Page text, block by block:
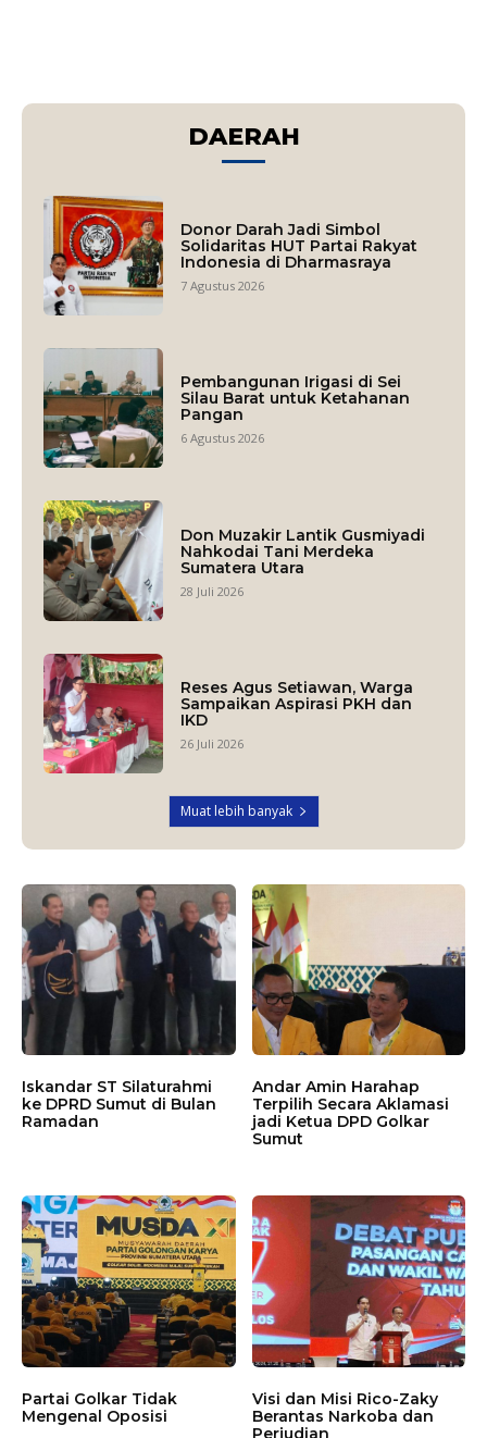
DAERAH
Donor Darah Jadi Simbol
Solidaritas HUT Partai Rakyat
Indonesia di Dharmasraya
7 Agustus 2026
Pembangunan Irigasi di Sei
Silau Barat untuk Ketahanan
Pangan
6 Agustus 2026
Don Muzakir Lantik Gusmiyadi
Nahkodai Tani Merdeka
Sumatera Utara
28 Juli 2026
Reses Agus Setiawan, Warga
Sampaikan Aspirasi PKH dan
IKD
26 Juli 2026
Muat lebih banyak
Iskandar ST Silaturahmi
ke DPRD Sumut di Bulan
Ramadan
Andar Amin Harahap
Terpilih Secara Aklamasi
jadi Ketua DPD Golkar
Sumut
Partai Golkar Tidak
Mengenal Oposisi
Visi dan Misi Rico-Zaky
Berantas Narkoba dan
Perjudian